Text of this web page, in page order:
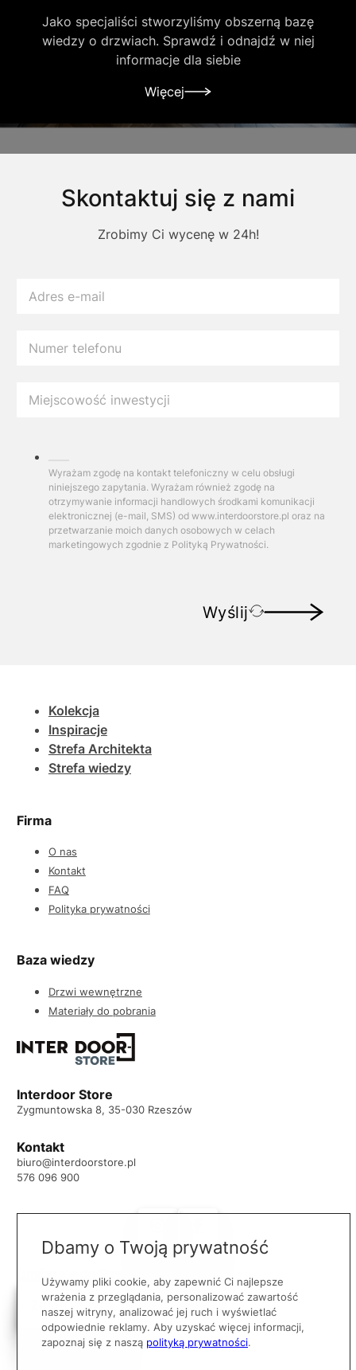
Jako specjaliści stworzyliśmy obszerną bazę
wiedzy o drzwiach. Sprawdź i odnajdź w niej
informacje dla siebie
Więcej
Skontaktuj się z nami
Zrobimy Ci wycenę w 24h!
Wyrażam zgodę na kontakt telefoniczny w celu obsługi
niniejszego zapytania. Wyrażam również zgodę na
otrzymywanie informacji handlowych środkami komunikacji
elektronicznej (e-mail, SMS) od www.interdoorstore.pl oraz na
przetwarzanie moich danych osobowych w celach
marketingowych zgodnie z Polityką Prywatności.
Wyślij
Kolekcja
Inspiracje
Strefa Architekta
Strefa wiedzy
Firma
O nas
Kontakt
FAQ
Polityka prywatności
Baza wiedzy
Drzwi wewnętrzne
Materiały do pobrania
Interdoor Store
Zygmuntowska 8, 35-030 Rzeszów
Kontakt
biuro@interdoorstore.pl
576 096 900
Zgłoś wizytę
Dbamy o Twoją prywatność
Używamy pliki cookie, aby zapewnić Ci najlepsze
wrażenia z przeglądania, personalizować zawartość
naszej witryny, analizować jej ruch i wyświetlać
odpowiednie reklamy. Aby uzyskać więcej informacji,
zapoznaj się z naszą polityką prywatności.